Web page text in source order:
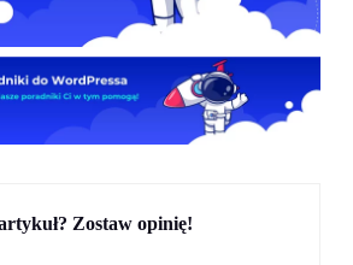
Zostaw opinię!